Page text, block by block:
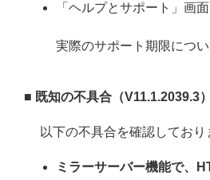
「ヘルプとサポート」画
実際のサポート期限につい
■ 既知の不具合（V11.1.2039.3）
以下の不具合を確認しており
ミラーサーバー機能で、